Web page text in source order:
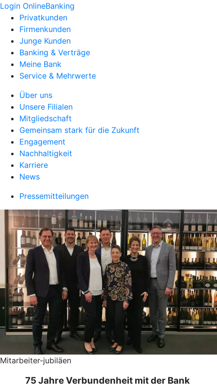
Login OnlineBanking
Privatkunden
Firmenkunden
Junge Kunden
Banking & Verträge
Meine Bank
Service & Mehrwerte
Über uns
Unsere Filialen
Mitgliedschaft
Gemeinsam stark für die Zukunft
Engagement
Nachhaltigkeit
Karriere
News
Pressemitteilungen
Mitarbeiter-jubiläen
75 Jahre Verbundenheit mit der Bank